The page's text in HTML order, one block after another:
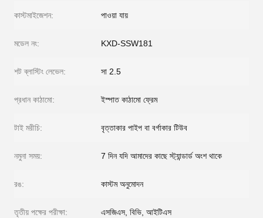
কাস্টমাইজেশন: পাওয়া যায়
মডেল নং: KXD-SSW181
শট ব্লাস্টিং লেভেল: সা 2.5
প্রধান কাঠামো: ইস্পাত কাঠামো ফ্রেম
টাই মরীচি: বৃত্তাকার পাইপ বা বর্গাকার টিউব
নমুনা সময়: 7 দিন যদি আমাদের কাছে স্ট্যান্ডার্ড অংশ থাকে
রঙ: কাস্টম অনুমোদন
তৃতীয় পক্ষের পরীক্ষা: এসজিএস, বিভি, আইটিএস